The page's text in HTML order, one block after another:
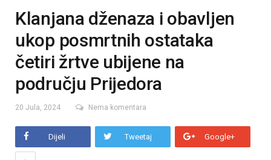
Klanjana dženaza i obavljen
ukop posmrtnih ostataka
četiri žrtve ubijene na
području Prijedora
20 Jula, 2024 Nema komentara
Dijeli Tweetaj Google+